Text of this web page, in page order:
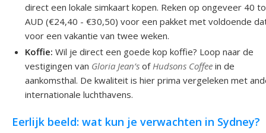
direct een lokale simkaart kopen. Reken op ongeveer 40
AUD (€24,40 - €30,50) voor een pakket met voldoende
voor een vakantie van twee weken.
Koffie: Wil je direct een goede kop koffie? Loop naar de
vestigingen van Gloria Jean’s of Hudsons Coffee in de
aankomsthal. De kwaliteit is hier prima vergeleken met
internationale luchthavens.
Eerlijk beeld: wat kun je verwachten in Sydney?